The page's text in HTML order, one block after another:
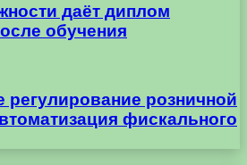
даёт диплом
обучения
регулирование розничной
фискального